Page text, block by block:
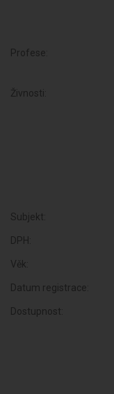
Profese:
Živnosti:
Subjekt:
DPH:
Věk:
Datum registrace:
Dostupnost: